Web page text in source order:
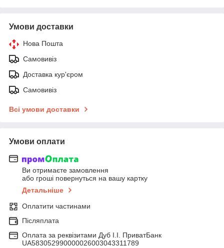
Умови доставки
Нова Пошта
Самовивіз
Доставка кур'єром
Самовивіз
Всі умови доставки
Умови оплати
Ви отримаєте замовлення
або гроші повернуться на вашу картку
Детальніше
Оплатити частинами
Післяплата
Оплата за реквізитами Дуб І.І. ПриватБанк
UA583052990000026003043311789